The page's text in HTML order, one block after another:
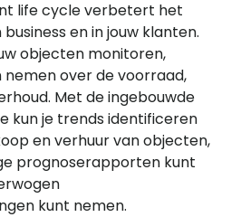
life cycle verbetert het
en in jouw klanten.
objecten monitoren,
over de voorraad,
Met de ingebouwde
kun je trends identificeren
en verhuur van objecten,
prognoserapporten kunt
kunt nemen.